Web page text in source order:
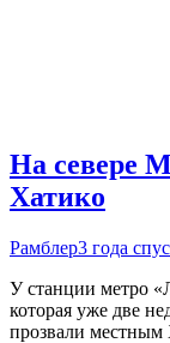
На севере
Хатико
Рамблер3 года
У станции метро
которая уже две
прозвали